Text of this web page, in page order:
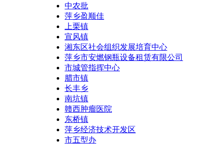
中农批
萍乡盈顺佳
上栗镇
宣风镇
湘东区社会组织发展培育中心
萍乡市安燃钢瓶设备租赁有限公司
市城管指挥中心
腊市镇
长丰乡
南坑镇
赣西肿瘤医院
东桥镇
萍乡经济技术开发区
市五型办